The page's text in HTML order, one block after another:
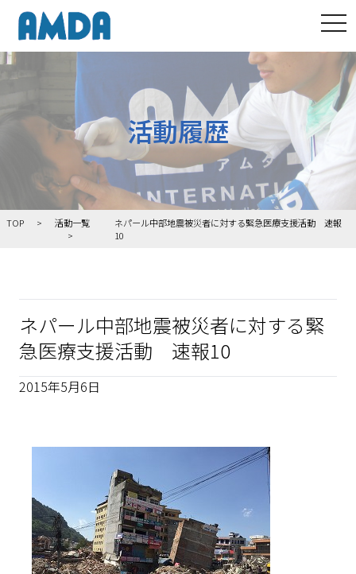
活動履歴
TOP 活動一覧
ネパール中部地震被災者に対する緊急医療支援活動 速報
10
ネパール中部地震被災者に対する緊
急医療支援活動 速報10
2015年5月6日